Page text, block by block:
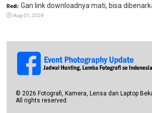
Redi: Gan link downloadnya mati, bisa
Aug 01, 2024
©2026 Fotografi, Kamera, Lensa dan Laptop
All rights reserved.